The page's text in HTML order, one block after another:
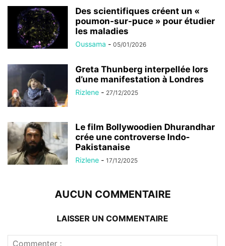
Des scientifiques créent un «
poumon-sur-puce » pour étudier
les maladies
Oussama - 05/01/2026
Greta Thunberg interpellée lors
d’une manifestation à Londres
Rizlene - 27/12/2025
Le film Bollywoodien Dhurandhar
crée une controverse Indo-
Pakistanaise
Rizlene - 17/12/2025
AUCUN COMMENTAIRE
LAISSER UN COMMENTAIRE